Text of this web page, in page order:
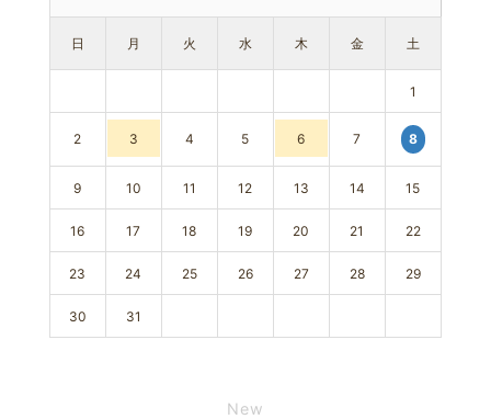
日 月 火 水 木 金 土
1
2 3 4 5 6 7 8
9 10 11 12 13 14 15
16 17 18 19 20 21 22
23 24 25 26 27 28 29
30 31
New